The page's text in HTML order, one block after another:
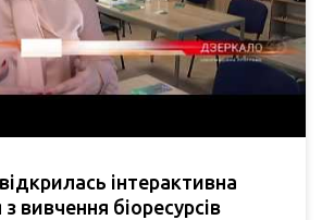
інтерактивна
вивчення біоресурсів